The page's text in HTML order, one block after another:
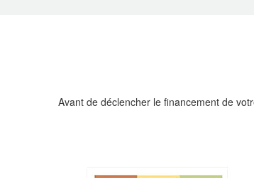
Avant de déclencher le financement de